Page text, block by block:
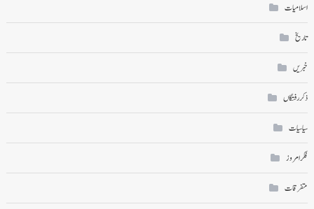
اسلامیات
تاریخ
خبریں
ذکر رفتگاں
سیاسیات
فکر امروز
متفرقات